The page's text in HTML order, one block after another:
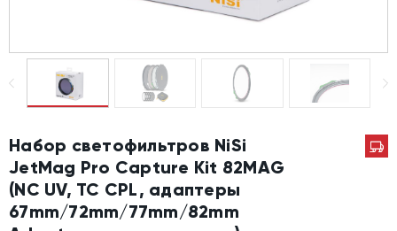
Набор светофильтров NiSi
JetMag Pro Capture Kit 82MAG
(NC UV, TC CPL, адаптеры
67mm/72mm/77mm/82mm